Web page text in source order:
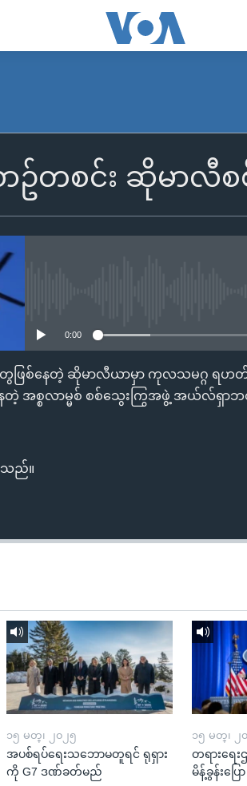
စင်း ဆိုမာလီစစ်
0:00
ြစ်နေတဲ့ ဆိုမာလီယာမှာ ကုလသမဂ္ဂ ရဟ
အစ္စလာမ္မစ် စစ်သွေးကြွအဖွဲ့ အယ်လ်ရှာဘ
သည်။
၁၅ မတ္၊ ၂၀၂၅
အပစ်ရပ်ရေးသဘောမတူရင် ရုရှား
ကို G7 ဒဏ်ခတ်မည်
၁၅ မတ္၊ ၂
တရားရေး
မိန့်ခွန်းပြော